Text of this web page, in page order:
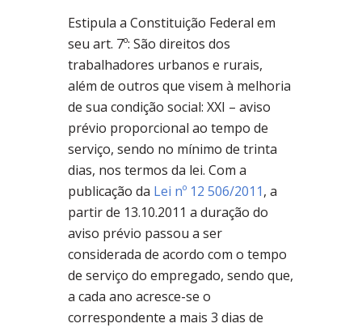
Estipula a Constituição Federal em
seu art. 7º: São direitos dos
trabalhadores urbanos e rurais,
além de outros que visem à melhoria
de sua condição social: XXI – aviso
prévio proporcional ao tempo de
serviço, sendo no mínimo de trinta
dias, nos termos da lei. Com a
publicação da Lei nº 12 506/2011, a
partir de 13.10.2011 a duração do
aviso prévio passou a ser
considerada de acordo com o tempo
de serviço do empregado, sendo que,
a cada ano acresce-se o
correspondente a mais 3 dias de